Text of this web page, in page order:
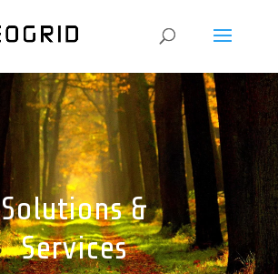
Solutions &
Services